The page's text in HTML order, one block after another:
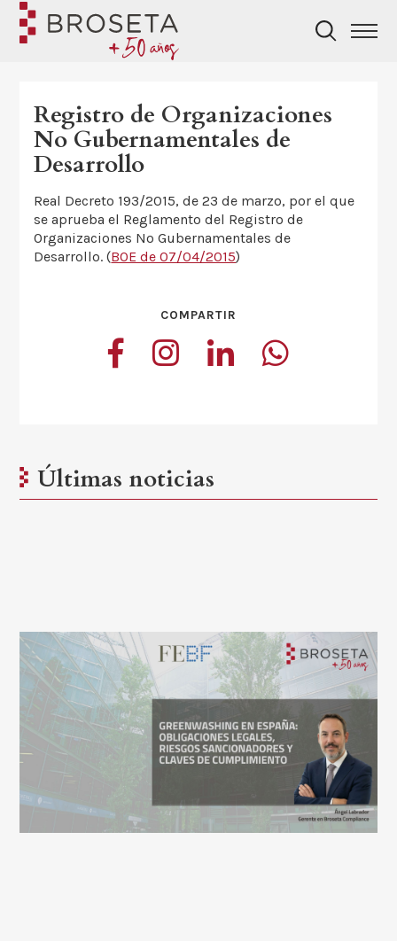
Registro de Organizaciones
No Gubernamentales de
Desarrollo
Real Decreto 193/2015, de 23 de marzo, por el que
se aprueba el Reglamento del Registro de
Organizaciones No Gubernamentales de
Desarrollo. (BOE de 07/04/2015)
COMPARTIR
Últimas noticias